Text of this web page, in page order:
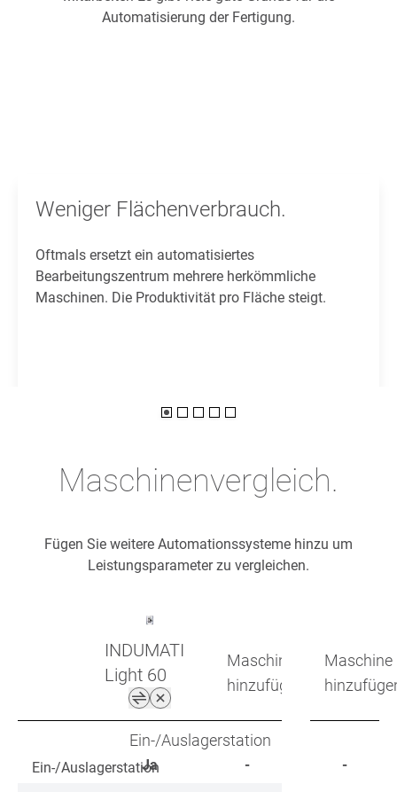
Automatisierung der Fertigung.
Weniger Flächenverbrauch.
Oftmals ersetzt ein automatisiertes
Bearbeitungszentrum mehrere herkömmliche
Maschinen. Die Produktivität pro Fläche steigt.
Maschinenvergleich.
Fügen Sie weitere Automationssysteme hinzu um
Leistungsparameter zu vergleichen.
INDUMATIK
Light 60
Maschine
hinzufügen
Maschine
Ein-/Auslagerstation
Ein-/Auslagerstation
Ja - -